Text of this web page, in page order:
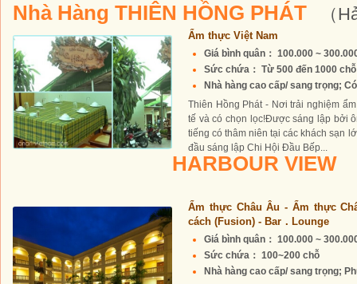
Nhà Hàng THIÊN HỒNG PHÁT （
Ẩm thực Việt Nam
Giá bình quân： 100.000 ~
Sức chứa： Từ 500 đến 1000 chỗ
Nhà hàng cao cấp/ sang trọng;
Thiên Hồng Phát - Nơi trải nghiệm
tế và có chọn lọc!Được sáng lập bởi
tiếng có thâm niên tại các khách sạn
đầu sáng lập Chi Hội Đầu Bếp...
HARBOUR VIEW
Ẩm thực Châu Âu - Ẩm thực
cách (Fusion) - Bar．Lounge
Giá bình quân： 100.000 ~
Sức chứa： 100~200 chỗ
Nhà hàng cao cấp/ sang trọng;